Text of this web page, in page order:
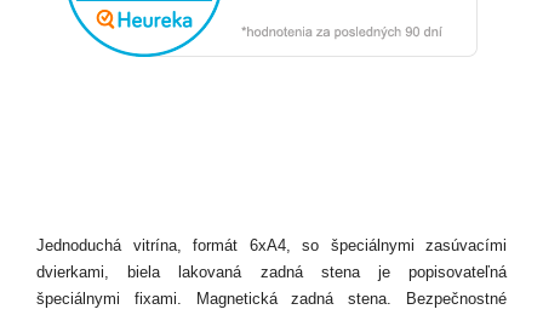
Jednoduchá vitrína, formát 6xA4, so špeciálnymi zasúvacími
dvierkami, biela lakovaná zadná stena je popisovateľná
špeciálnymi fixami. Magnetická zadná stena. Bezpečnostné